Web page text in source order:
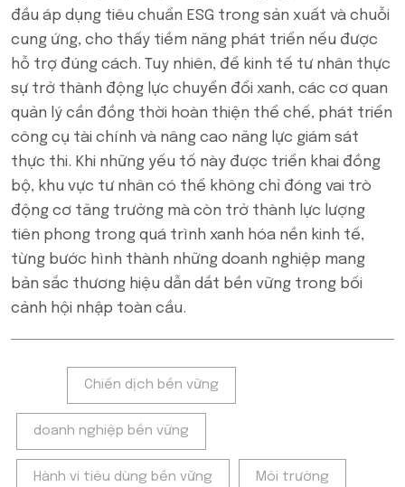
đầu áp dụng tiêu chuẩn ESG trong sản xuất và chuỗi
cung ứng, cho thấy tiềm năng phát triển nếu được
hỗ trợ đúng cách. Tuy nhiên, để kinh tế tư nhân thực
sự trở thành động lực chuyển đổi xanh, các cơ quan
quản lý cần đồng thời hoàn thiện thể chế, phát triển
công cụ tài chính và nâng cao năng lực giám sát
thực thi. Khi những yếu tố này được triển khai đồng
bộ, khu vực tư nhân có thể không chỉ đóng vai trò
động cơ tăng trưởng mà còn trở thành lực lượng
tiên phong trong quá trình xanh hóa nền kinh tế,
từng bước hình thành những doanh nghiệp mang
bản sắc thương hiệu dẫn dắt bền vững trong bối
cảnh hội nhập toàn cầu.
Chiến dịch bền vững
doanh nghiệp bền vững
Hành vi tiêu dùng bền vững Môi trường